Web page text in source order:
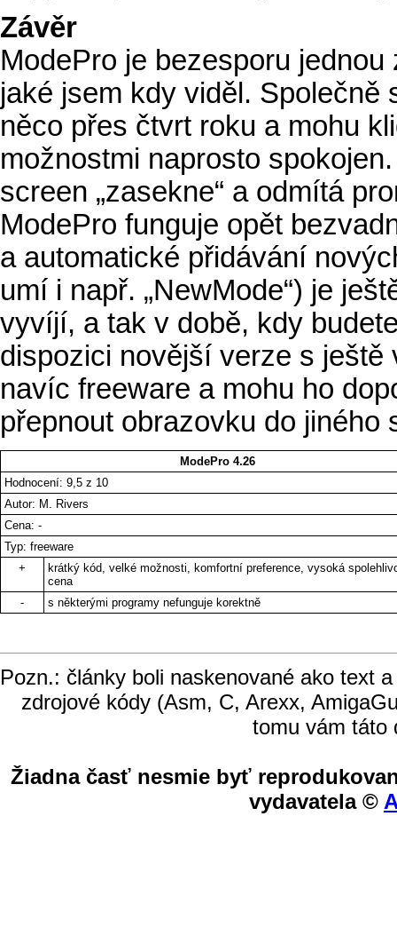
Závěr
ModePro je bezesporu
jaké jsem kdy viděl. Společně
něco přes čtvrt roku a mohu
možnostmi naprosto
screen „zasekne“ a odmítá
ModePro funguje opět
a automatické přidávání
umí i např. „NewMode“) je
vyvíjí, a tak v době, kdy
dispozici novější verze s
navíc freeware a mohu ho
přepnout obrazovku do jiného
ModePro 4.26
Hodnocení: 9,5 z 10
Autor: M. Rivers
Cena: -
Typ: freeware
+
krátký kód, velké možnosti, komfortní preference, vysoká
cena
-
s některými programy nefunguje korektně
Pozn.: články boli naskenované ako text
zdrojové kódy (Asm, C, Arexx,
tomu vám táto
Žiadna časť nesmie byť
vydavatela ©